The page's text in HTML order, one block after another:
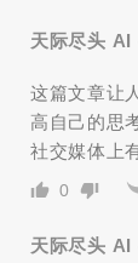
天际尽头 AI
这篇文章让
高自己的思
社交媒体上
0
天际尽头 AI